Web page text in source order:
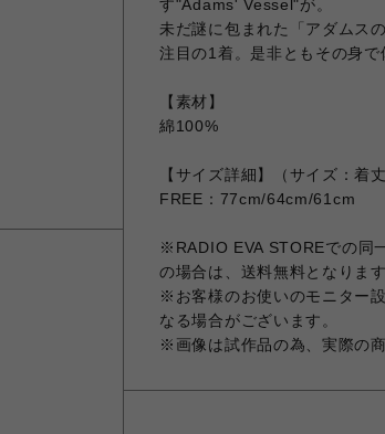
す"Adams' Vessel"が。
未だ謎に包まれた「アダムス
注目の1着。是非ともその身で
【素材】
綿100%
【サイズ詳細】（サイズ：着
FREE：77cm/64cm/61cm
※RADIO EVA STOREでの同
の場合は、送料無料となります
※お客様のお使いのモニター
なる場合がございます。
※画像は試作品の為、実際の